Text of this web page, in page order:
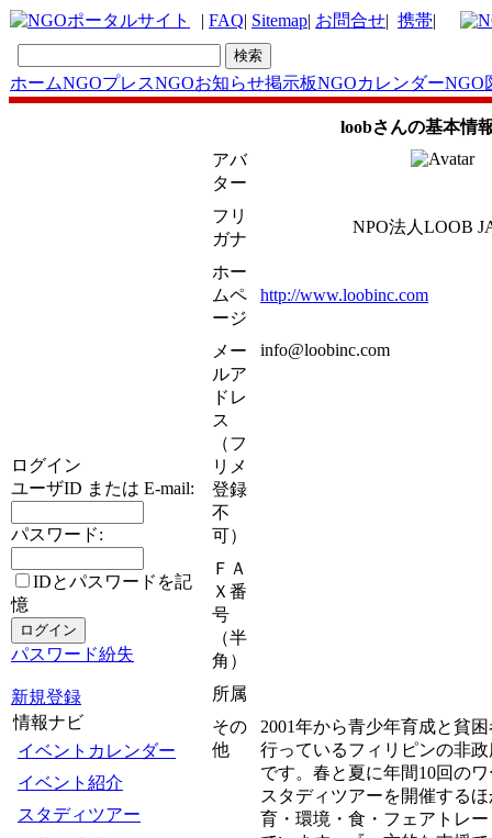
| FAQ| Sitemap| お問合せ| 携帯|
ホームNGOプレスNGOお知らせ掲示板NGOカレンダーNGO
ログイン
ユーザID または E-mail:
パスワード:
IDとパスワードを記
憶
パスワード紛失
新規登録
情報ナビ
イベントカレンダー
イベント紹介
スタディツアー
loobさんの基本情
アバ
ター
フリ
ガナ
NPO法人LOOB
ホー
ムペ
ージ
http://www.loobinc.com
メー
ルア
ドレ
ス
（フ
リメ
登録
不
可）
info@loobinc.com
ＦＡ
Ｘ番
号
（半
角）
所属
その
他
2001年から青少年育成と貧
行っているフィリピンの非
です。春と夏に年間10回の
スタディツアーを開催する
育・環境・食・フェアトレ